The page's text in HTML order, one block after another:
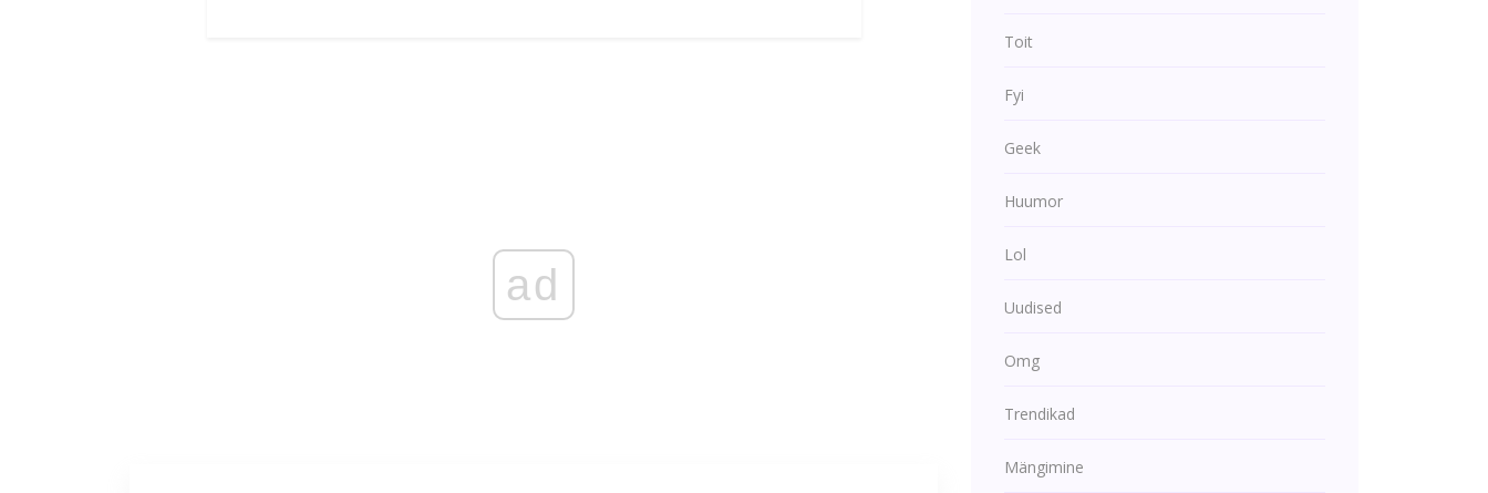
ad
Toit
Fyi
Geek
Huumor
Lol
Uudised
Omg
Trendikad
Mängimine